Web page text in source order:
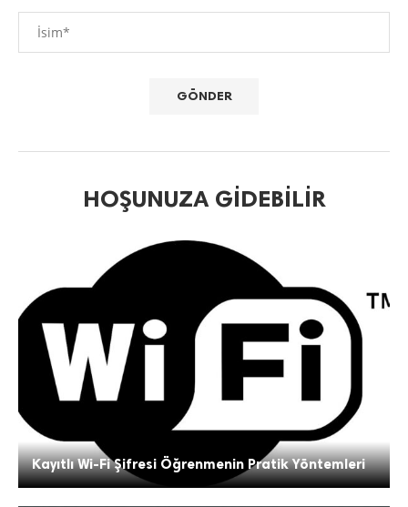
HOŞUNUZA GIDEBILIR
Kayıtlı Wi-Fi Şifresi Öğrenmenin Pratik Yöntemleri